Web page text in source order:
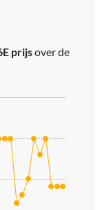
prijsover de
ranges from 26.99